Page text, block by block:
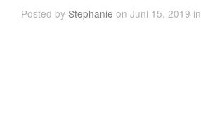
Posted byStephanie on Juni 15, 2019 in